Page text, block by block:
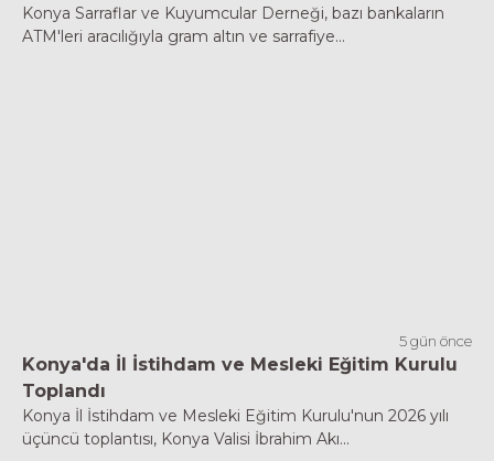
Konya Sarraflar ve Kuyumcular Derneği, bazı bankaların
ATM'leri aracılığıyla gram altın ve sarrafiye...
5 gün önce
Konya'da İl İstihdam ve Mesleki Eğitim Kurulu
Toplandı
Konya İl İstihdam ve Mesleki Eğitim Kurulu'nun 2026 yılı
üçüncü toplantısı, Konya Valisi İbrahim Akı...